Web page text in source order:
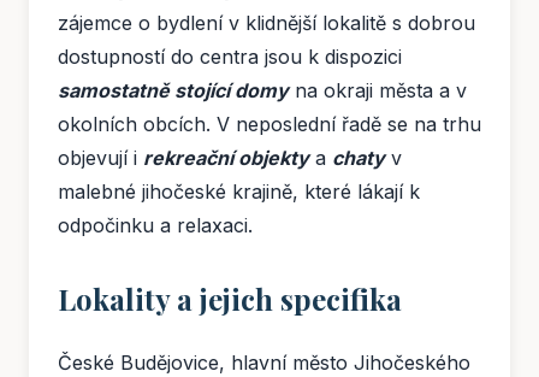
zájemce o bydlení v klidnější lokalitě s dobrou
dostupností do centra jsou k dispozici
samostatně stojící domyna okraji města a v
okolních obcích. V neposlední řadě se na trhu
objevují i rekreační objektya chatyv
malebné jihočeské krajině, které lákají k
odpočinku a relaxaci.
Lokality a jejich specifika
České Budějovice, hlavní město Jihočeského